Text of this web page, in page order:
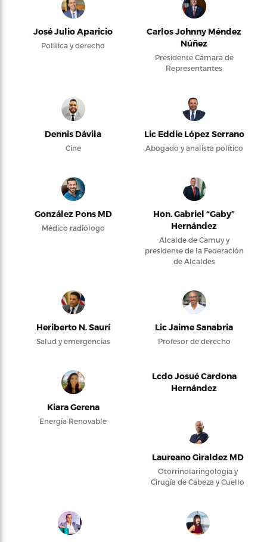
José Julio Aparicio
Política y derecho
Carlos Johnny Méndez
Núñez
Presidente Cámara de
Representantes
Dennis Dávila
Cine
Lic Eddie López Serrano
Abogado y analista político
González Pons MD
Médico radiólogo
Hon. Gabriel “Gaby”
Hernández
Alcalde de Camuy y
presidente de la Federación
de Alcaldes
Heriberto N. Saurí
Salud y emergencias
Lic Jaime Sanabria
Profesor de derecho
Kiara Gerena
Energía Renovable
Lcdo Josué Cardona
Hernández
Laureano Giraldez MD
Otorrinolaringología y
Cirugía de Cabeza y Cuello